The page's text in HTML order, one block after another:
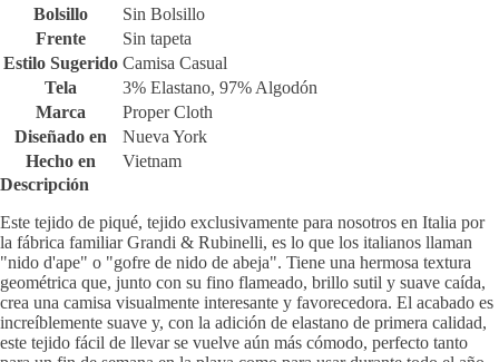
Bolsillo
Sin Bolsillo
Frente
Sin tapeta
Estilo Sugerido Camisa Casual
Tela
3% Elastano, 97% Algodón
Marca
Proper Cloth
Diseñado en
Nueva York
Hecho en
Vietnam
Descripción
Este tejido de piqué, tejido exclusivamente para nosotros en Italia por
la fábrica familiar Grandi & Rubinelli, es lo que los italianos llaman
"nido d'ape" o "gofre de nido de abeja". Tiene una hermosa textura
geométrica que, junto con su fino flameado, brillo sutil y suave caída,
crea una camisa visualmente interesante y favorecedora. El acabado es
increíblemente suave y, con la adición de elastano de primera calidad,
este tejido fácil de llevar se vuelve aún más cómodo, perfecto tanto